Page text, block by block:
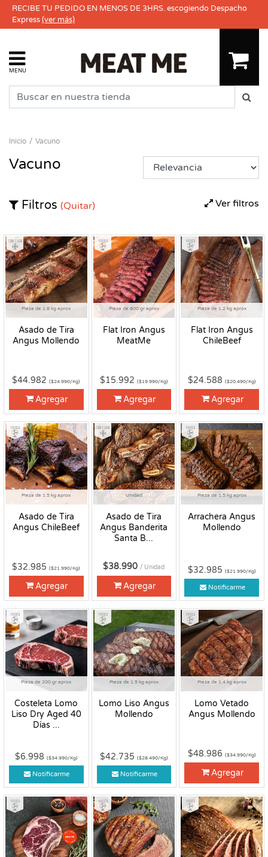
RECIBE TU PEDIDO EN MENOS DE 3HRS. escogiendo Despacho
Express(ver más)
MENU
Inicio Vacuno
Vacuno
Ver filtros
Filtros (Quitar)
Pieza de 1.8 kg aprox
Asado de Tira
Angus Mollendo
Congelado
$44.982($24.990/Kg)
Agregar
Pieza de 800 gr aprox
Flat Iron Angus
MeatMe
Fresco
$15.992 ($19.990/Kg)
Agregar
Pieza de 1.2 kg aprox
Flat Iron Angus
ChileBeef
Fresco
$24.588 ($20.490/Kg)
Agregar
Pieza de 1.5 kg aprox
Asado de Tira
Angus ChileBeef
Fresco
$32.985($21.990/Kg)
Agregar
Unidad
Asado de Tira
Angus Banderita
Santa B...
Congelado
$38.990 / Unidad
Agregar
Pieza de 1.5 kg aprox
Arrachera Angus
Mollendo
Fresco
$32.985 ($21.990/Kg)
Notificarme
Pieza de 200 gr aprox
Costeleta Lomo
Liso Dry Aged 40
Días ...
Fresco
$6.998 ($34.990/Kg)
Notificarme
Pieza de 1.5 kg aprox
Lomo Liso Angus
Mollendo
Fresco
$42.735 ($28.490/Kg)
Notificarme
Pieza de 1.4 kg aprox
Lomo Vetado
Angus Mollendo
Fresco
$48.986 ($34.990/Kg)
Agregar
Fresco Fresco Fresco